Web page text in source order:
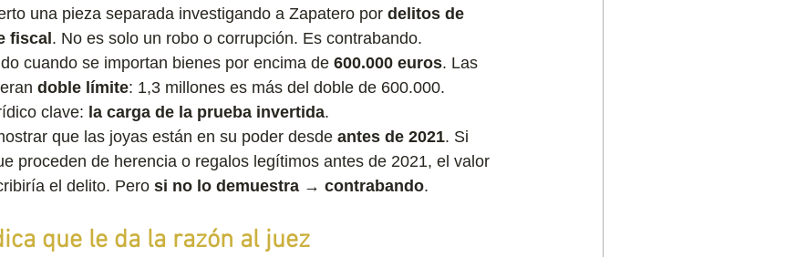
una pieza separada investigando a Zapatero por delitos de
fiscal . No es solo un robo o corrupción. Es contrabando.
cuando se importan bienes por encima de 600.000 euros. Las
doble límite: 1,3 millones es más del doble de 600.000.
clave: la carga de la prueba invertida.
que las joyas están en su poder desde antes de 2021. Si
proceden de herencia o regalos legítimos antes de 2021, el valor
el delito. Pero si no lo demuestra → contrabando.
que le da la razón al juez